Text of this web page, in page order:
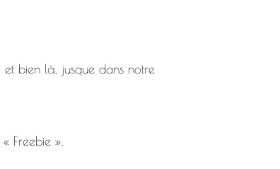
bien là, jusque dans notre
Freebie ».